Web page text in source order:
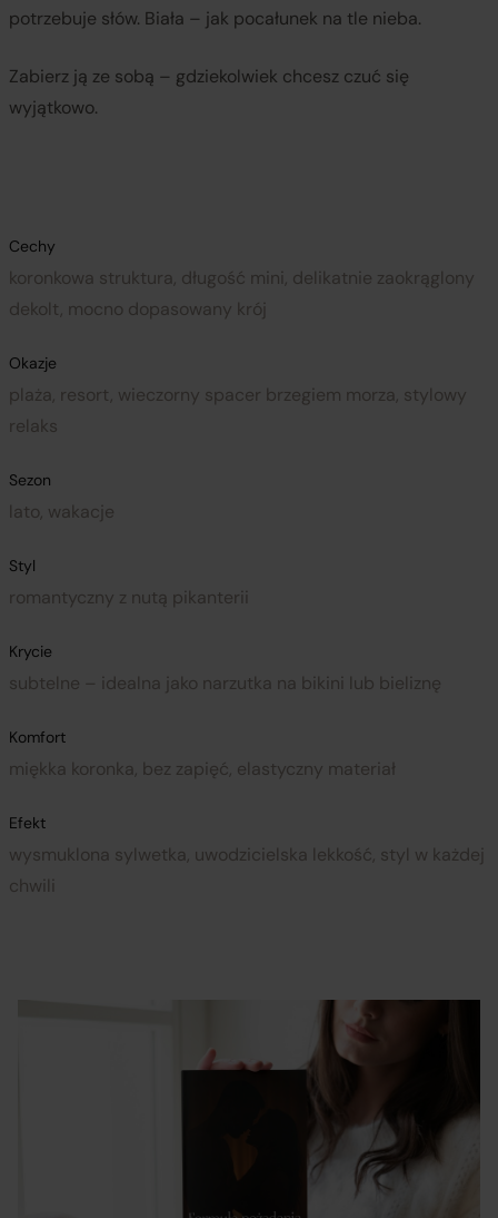
potrzebuje słów. Biała – jak pocałunek na tle nieba.
Zabierz ją ze sobą – gdziekolwiek chcesz czuć się
wyjątkowo.
Cechy
koronkowa struktura, długość mini, delikatnie zaokrąglony
dekolt, mocno dopasowany krój
Okazje
plaża, resort, wieczorny spacer brzegiem morza, stylowy
relaks
Sezon
lato, wakacje
Styl
romantyczny z nutą pikanterii
Krycie
subtelne – idealna jako narzutka na bikini lub bieliznę
Komfort
miękka koronka, bez zapięć, elastyczny materiał
Efekt
wysmuklona sylwetka, uwodzicielska lekkość, styl w każdej
chwili